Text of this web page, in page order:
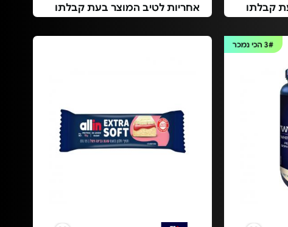
קבלתו אחריות לטיב המוצר בעת קבלתו
3#הכי נמכר